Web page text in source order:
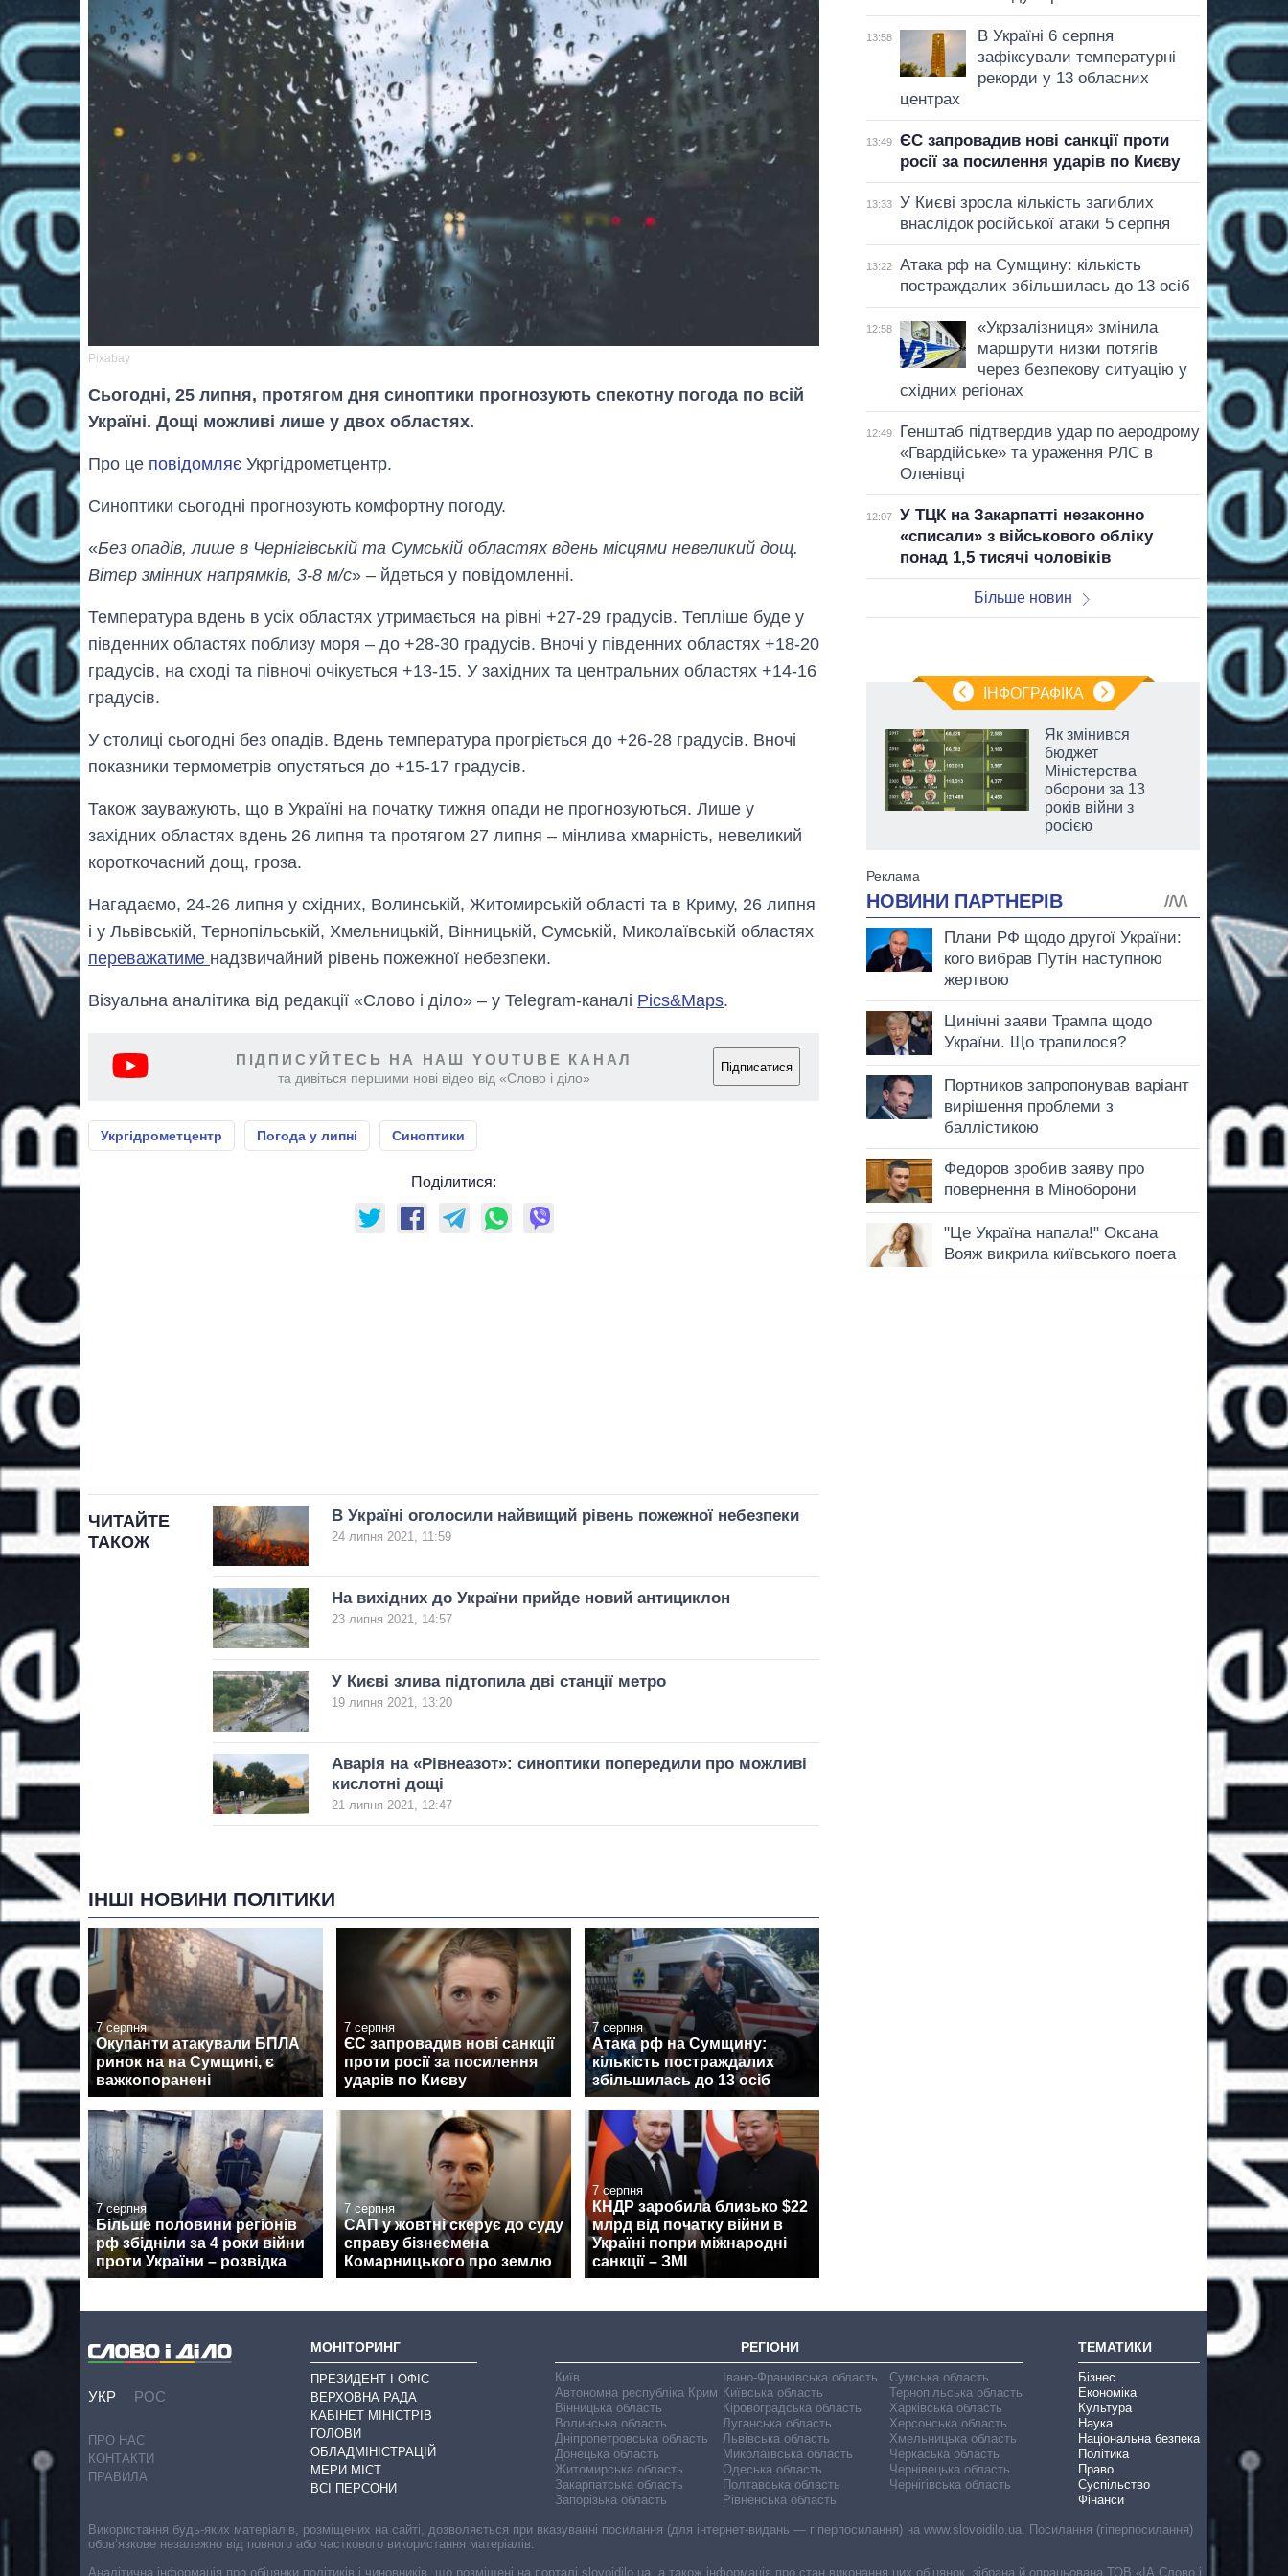
Pixabay
Сьогодні, 25 липня, протягом дня синоптики прогнозують спекотну погода по всій
Україні. Дощі можливі лише у двох областях.
Про це повідомляє Укргідрометцентр.
Синоптики сьогодні прогнозують комфортну погоду.
«Без опадів, лише в Чернігівській та Сумській областях вдень місцями невеликий дощ.
Вітер змінних напрямків, 3-8 м/с» – йдеться у повідомленні.
Температура вдень в усіх областях утримається на рівні +27-29 градусів. Тепліше буде у
південних областях поблизу моря – до +28-30 градусів. Вночі у південних областях +18-20
градусів, на сході та півночі очікується +13-15. У західних та центральних областях +14-16
градусів.
У столиці сьогодні без опадів. Вдень температура прогріється до +26-28 градусів. Вночі
показники термометрів опустяться до +15-17 градусів.
Також зауважують, що в Україні на початку тижня опади не прогнозуються. Лише у
західних областях вдень 26 липня та протягом 27 липня – мінлива хмарність, невеликий
короткочасний дощ, гроза.
Нагадаємо, 24-26 липня у східних, Волинській, Житомирській області та в Криму, 26 липня
і у Львівській, Тернопільській, Хмельницькій, Вінницькій, Сумській, Миколаївській областях
переважатиме надзвичайний рівень пожежної небезпеки.
Візуальна аналітика від редакції «Слово і діло» – у Telegram-каналі Pics&Maps.
ПІДПИСУЙТЕСЬ НА НАШ YOUTUBE КАНАЛ
та дивіться першими нові відео від «Слово і діло»
Підписатися
Укргідрометцентр Погода у липні Синоптики
Поділитися:
ЧИТАЙТЕ
ТАКОЖ
В Україні оголосили найвищий рівень пожежної небезпеки
24 липня 2021, 11:59
На вихідних до України прийде новий антициклон
23 липня 2021, 14:57
У Києві злива підтопила дві станції метро
19 липня 2021, 13:20
Аварія на «Рівнеазот»: синоптики попередили про можливі
кислотні дощі
21 липня 2021, 12:47
ІНШІ НОВИНИ ПОЛІТИКИ
7 серпня
Окупанти атакували БПЛА
ринок на на Сумщині, є
важкопоранені
7 серпня
ЄС запровадив нові санкції
проти росії за посилення
ударів по Києву
7 серпня
Атака рф на Сумщину:
кількість постраждалих
збільшилась до 13 осіб
7 серпня
Більше половини регіонів
рф збідніли за 4 роки війни
проти України – розвідка
7 серпня
САП у жовтні скерує до суду
справу бізнесмена
Комарницького про землю
7 серпня
КНДР заробила близько $22
млрд від початку війни в
Україні попри міжнародні
санкції – ЗМІ
13:58
В Україні 6 серпня
зафіксували температурні
рекорди у 13 обласних
центрах
13:49
ЄС запровадив нові санкції проти
росії за посилення ударів по Києву
13:33
У Києві зросла кількість загиблих
внаслідок російської атаки 5 серпня
13:22
Атака рф на Сумщину: кількість
постраждалих збільшилась до 13 осіб
12:58
«Укрзалізниця» змінила
маршрути низки потягів
через безпекову ситуацію у
східних регіонах
12:49
Генштаб підтвердив удар по аеродрому
«Гвардійське» та ураження РЛС в
Оленівці
12:07
У ТЦК на Закарпатті незаконно
«списали» з військового обліку
понад 1,5 тисячі чоловіків
Більше новин
ІНФОГРАФІКА
Від 1 місяця – до 5
років: хто і як
СЗР
Як змінився
бюджет
Міністерства
оборони за 13
років війни з
росією
УКР РОС
ПРО НАС
КОНТАКТИ
ПРАВИЛА
МОНІТОРИНГ
ПРЕЗИДЕНТ І ОФІС
ВЕРХОВНА РАДА
КАБІНЕТ МІНІСТРІВ
ГОЛОВИ
ОБЛАДМІНІСТРАЦІЙ
МЕРИ МІСТ
ВСІ ПЕРСОНИ
РЕГІОНИ
Київ
Автономна республіка Крим
Вінницька область
Волинська область
Дніпропетровська область
Донецька область
Житомирська область
Закарпатська область
Запорізька область
Івано-Франківська область
Київська область
Кіровоградська область
Луганська область
Львівська область
Миколаївська область
Одеська область
Полтавська область
Рівненська область
Сумська область
Тернопільська область
Харківська область
Херсонська область
Хмельницька область
Черкаська область
Чернівецька область
Чернігівська область
ТЕМАТИКИ
Бізнес
Економіка
Культура
Наука
Національна безпека
Політика
Право
Суспільство
Фінанси
Використання будь-яких матеріалів, розміщених на сайті, дозволяється при вказуванні посилання (для інтернет-видань — гіперпосилання) на www.slovoidilo.ua. Посилання (гіперпосилання)
обов’язкове незалежно від повного або часткового використання матеріалів.
Аналітична інформація про обіцянки політиків і чиновників, що розміщені на порталі slovoidilo.ua, а також інформація про стан виконання цих обіцянок, зібрана й опрацьована ТОВ «ІА Слово і